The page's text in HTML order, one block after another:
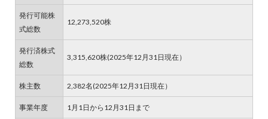
発行可能株
式総数
12,273,520株
発行済株式
総数
3,315,620株(2025年12月31日現在）
株主数 2,382名(2025年12月31日現在）
事業年度 1月1日から12月31日まで